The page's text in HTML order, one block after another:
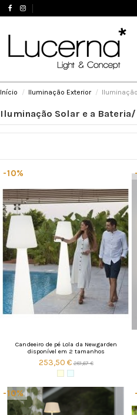
Início Iluminação Exterior
Iluminação Solar e a
-10%
Candeeiro de pé Lola da Newgarden
disponível em 2 tamanhos
253,50 € 281,67 €
-10%